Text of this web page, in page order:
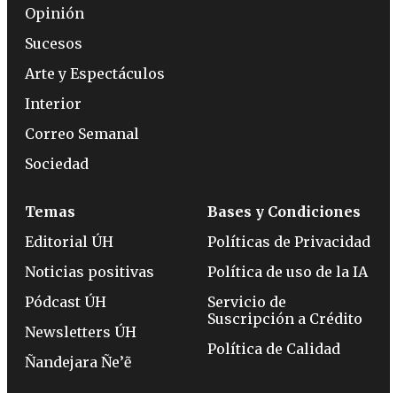
Opinión
Sucesos
Arte y Espectáculos
Interior
Correo Semanal
Sociedad
Temas
Editorial ÚH
Noticias positivas
Pódcast ÚH
Newsletters ÚH
Ñandejara Ñe’ẽ
Bases y Condiciones
Políticas de Privacidad
Política de uso de la IA
Servicio de
Suscripción a Crédito
Política de Calidad